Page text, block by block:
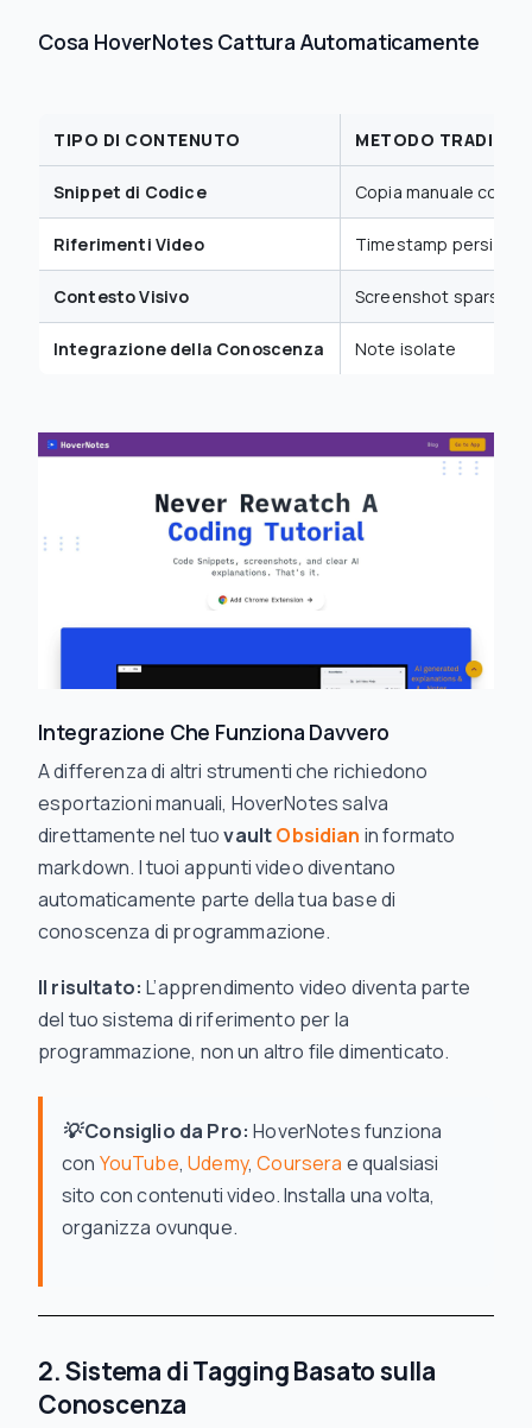
Cosa HoverNotes Cattura Automaticamente
TIPO DI CONTENUTO METODO
Snippet di Codice Copia manuale con
Riferimenti Video Timestamp persi
Contesto Visivo Screenshot sparsi
Integrazione della Conoscenza Note isolate
Integrazione Che Funziona Davvero
A differenza di altri strumenti che richiedono
esportazioni manuali, HoverNotes salva
direttamente nel tuovaultObsidian in formato
markdown. I tuoi appunti video diventano
automaticamente parte della tua base di
conoscenza di programmazione.
Il risultato: L’apprendimento video diventa parte
del tuo sistema di riferimento per la
programmazione, non un altro file dimenticato.
💡 Consiglio da Pro: HoverNotes funziona
con YouTube,Udemy,Coursera e qualsiasi
sito con contenuti video. Installa una volta,
organizza ovunque.
2. Sistema di Tagging Basato sulla
Conoscenza